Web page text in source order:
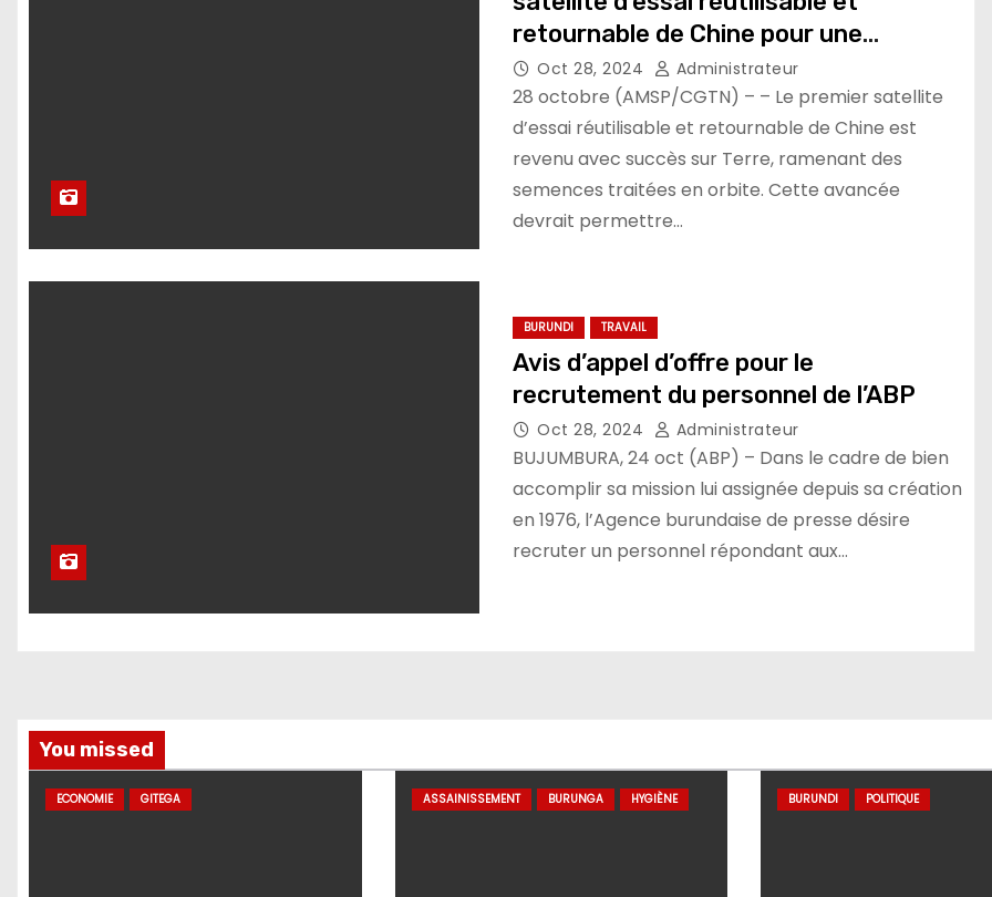
retournable de Chine pour une
agriculture durable
Oct 28, 2024 Administrateur
28 octobre (AMSP/CGTN) – – Le premier satellite
d’essai réutilisable et retournable de Chine est
revenu avec succès sur Terre, ramenant des
semences traitées en orbite. Cette avancée
devrait permettre…
BURUNDI TRAVAIL
Avis d’appel d’offre pour le
recrutement du personnel de l’ABP
Oct 28, 2024 Administrateur
BUJUMBURA, 24 oct (ABP) – Dans le cadre de bien
accomplir sa mission lui assignée depuis sa création
en 1976, l’Agence burundaise de presse désire
recruter un personnel répondant aux…
You missed
ECONOMIE GITEGA ASSAINISSEMENT BURUNGA HYGIÈNE BURUNDI POLITIQUE